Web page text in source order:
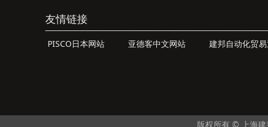
友情链接
PISCO日本网站 亚德客中文网站 建邦自动化贸易
版权所有 © 上海建